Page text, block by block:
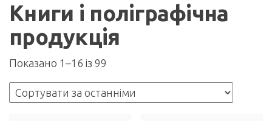
Книги і поліграфічна
продукція
Показано 1–16 із 99
за
останнім